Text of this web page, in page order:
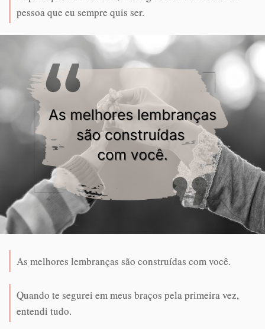
pessoa que eu sempre quis ser.
As melhores lembranças são construídas com você.
Quando te segurei em meus braços pela primeira vez,
entendi tudo.